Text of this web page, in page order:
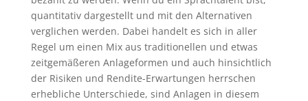
quantitativ dargestellt und mit den Alternativen
verglichen werden. Dabei handelt es sich in aller
Regel um einen Mix aus traditionellen und etwas
zeitgemäßeren Anlageformen und auch hinsichtlich
der Risiken und Rendite-Erwartungen herrschen
erhebliche Unterschiede, sind Anlagen in diesem